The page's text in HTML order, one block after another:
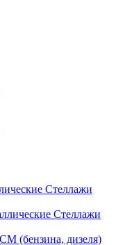
Стеллажи
Стеллажи